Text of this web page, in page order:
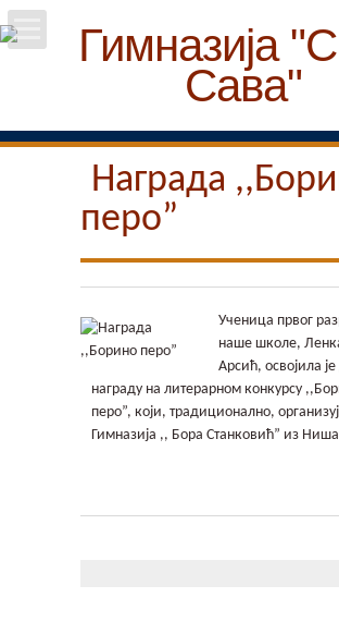
Ученици
Пројекти
Награда
перо”
Ученица првог
наше школе,
Арсић, освојила је
награду на литерарном конкурсу
перо”, који, традиционално,
Гимназија ,, Бора Станковић” из